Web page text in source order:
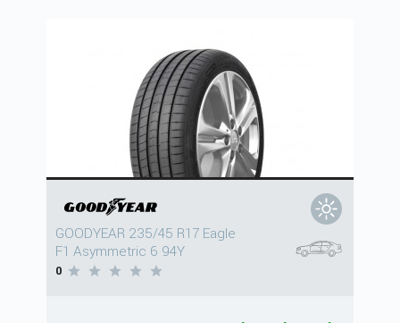
GOODYEAR 235/45 R17 Eagle
F1 Asymmetric 6 94Y
0